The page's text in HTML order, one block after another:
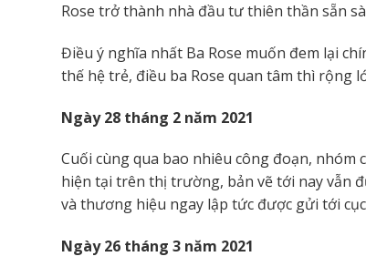
Rose trở thành nhà đầu tư thiên thần sẵn
Điều ý nghĩa nhất Ba Rose muốn đem lại
thế hệ trẻ, điều ba Rose quan tâm thì rộng
Ngày 28 tháng 2 năm 2021
Cuối cùng qua bao nhiêu công đoạn, nhóm
hiện tại trên thị trường, bản vẽ tới nay vẫn
và thương hiệu ngay lập tức được gửi tới
Ngày 26 tháng 3 năm 2021